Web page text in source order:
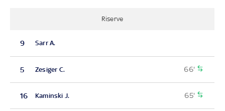
Riserve
9 Sarr A.
5 Zesiger C. 66'
16 Kaminski J. 65'